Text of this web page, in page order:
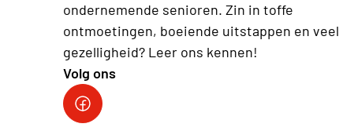
ondernemende senioren. Zin in toffe
ontmoetingen, boeiende uitstappen en veel
gezelligheid? Leer ons kennen!
Volg ons
Neos Ieper facebook